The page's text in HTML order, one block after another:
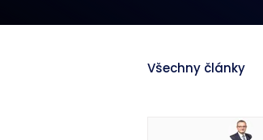
Všechny články